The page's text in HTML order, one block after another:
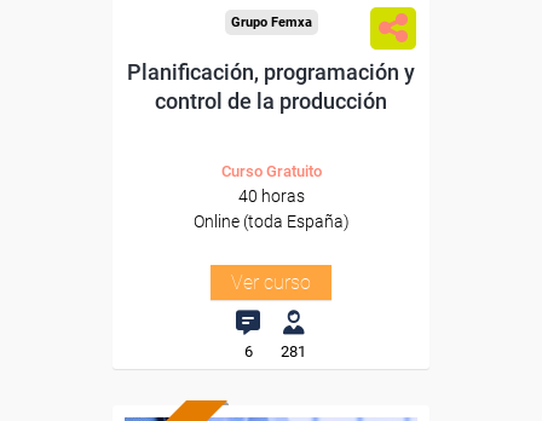
Grupo Femxa
Planificación, programación y
control de la producción
Curso Gratuito
40 horas
Online (toda España)
Ver curso
6 281